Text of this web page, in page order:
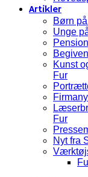
Artikler
Børn
Unge
Kunst
Fur
Fur
Nyt fra